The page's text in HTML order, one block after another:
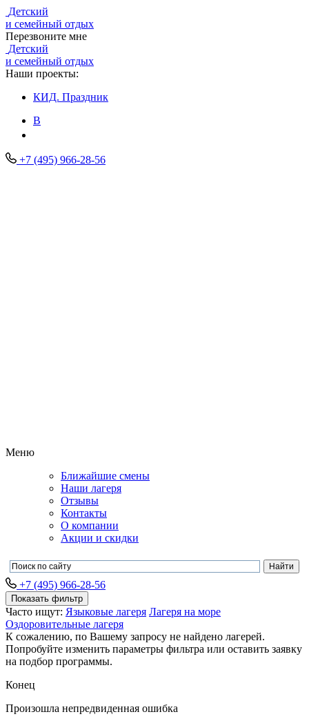
Детский
и семейный отдых
Перезвоните мне
Детский
и семейный отдых
Наши проекты:
КИД. Праздник
В
+7 (495) 966-28-56
Меню
Ближайшие смены
Наши лагеря
Отзывы
Контакты
О компании
Акции и скидки
+7 (495) 966-28-56
Показать фильтр
Часто ищут: Языковые лагеря Лагеря на море
Оздоровительные лагеря
К сожалению, по Вашему запросу не найдено лагерей.
Попробуйте изменить параметры фильтра или оставить заявку
на подбор программы.
Конец
Произошла непредвиденная ошибка